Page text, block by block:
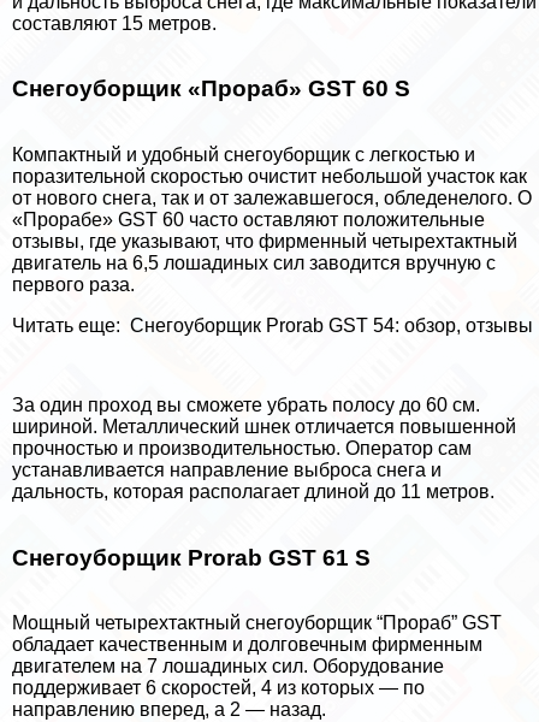
составляют 15 метров.
Снегоуборщик «Прораб» GST 60 S
Компактный и удобный снегоуборщик с легкостью и
поразительной скоростью очистит небольшой участок как
от нового снега, так и от залежавшегося, обледенелого. О
«Прорабе» GST 60 часто оставляют положительные
отзывы, где указывают, что фирменный четырехтактный
двигатель на 6,5 лошадиных сил заводится вручную с
первого раза.
Читать еще: Снегоуборщик Prorab GST 54: обзор, отзывы
За один проход вы сможете убрать полосу до 60 см.
шириной. Металлический шнек отличается повышенной
прочностью и производительностью. Оператор сам
устанавливается направление выброса снега и
дальность, которая располагает длиной до 11 метров.
Снегоуборщик Prorab GST 61 S
Мощный четырехтактный снегоуборщик “Прораб” GST
обладает качественным и долговечным фирменным
двигателем на 7 лошадиных сил. Оборудование
поддерживает 6 скоростей, 4 из которых — по
направлению вперед, а 2 — назад.